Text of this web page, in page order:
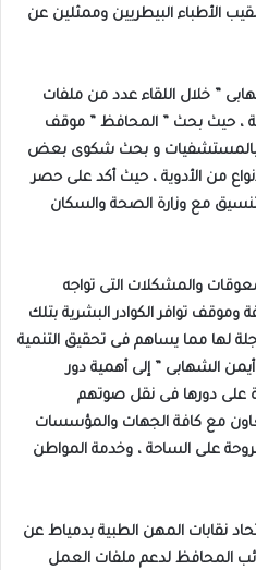
الأطباء البيطريين وممثلين عن
” خلال اللقاء عدد من ملفات
، حيث بحث ” المحافظ ” موقف
بالمستشفيات و بحث شكوى بعض
من الأدوية ، حيث أكد على حصر
مع وزارة الصحة والسكان
والمشكلات التى تواجه
وموقف توافر الكوادر البشرية بتلك
لها مما يساهم فى تحقيق التنمية
الشهابى ” إلى أهمية دور
على دورها فى نقل صوتهم
مع كافة الجهات والمؤسسات
على الساحة ، وخدمة المواطن
نقابات المهن الطبية بدمياط عن
المحافظ لدعم ملفات العمل